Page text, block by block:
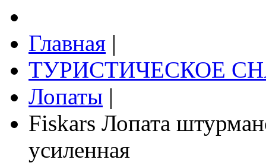
Главная |
ТУРИСТИЧЕСКОЕ
Лопаты |
Fiskars Лопата
усиленная